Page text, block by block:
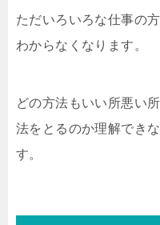
ただいろいろな仕事の
わからなくなります。
どの方法もいい所悪い
法をとるのか理解でき
す。